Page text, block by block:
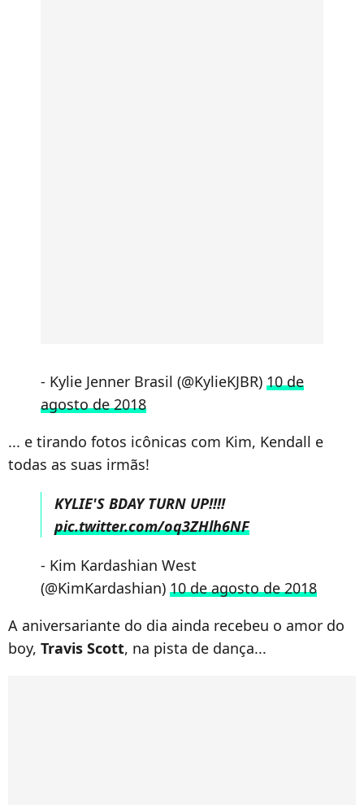
- Kylie Jenner Brasil (@KylieKJBR) 10 de
agosto de 2018
... e tirando fotos icônicas com Kim, Kendall e
todas as suas irmãs!
KYLIE'S BDAY TURN UP!!!!
pic.twitter.com/oq3ZHlh6NF
- Kim Kardashian West
(@KimKardashian) 10 de agosto de 2018
A aniversariante do dia ainda recebeu o amor do
boy, Travis Scott, na pista de dança...